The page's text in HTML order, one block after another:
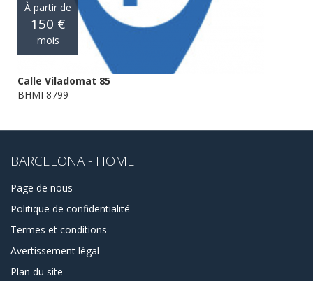
À partir de
150 €
mois
Calle Viladomat 85
BHMI 8799
BARCELONA - HOME
Page de nous
Politique de confidentialité
Termes et conditions
Avertissement légal
Plan du site